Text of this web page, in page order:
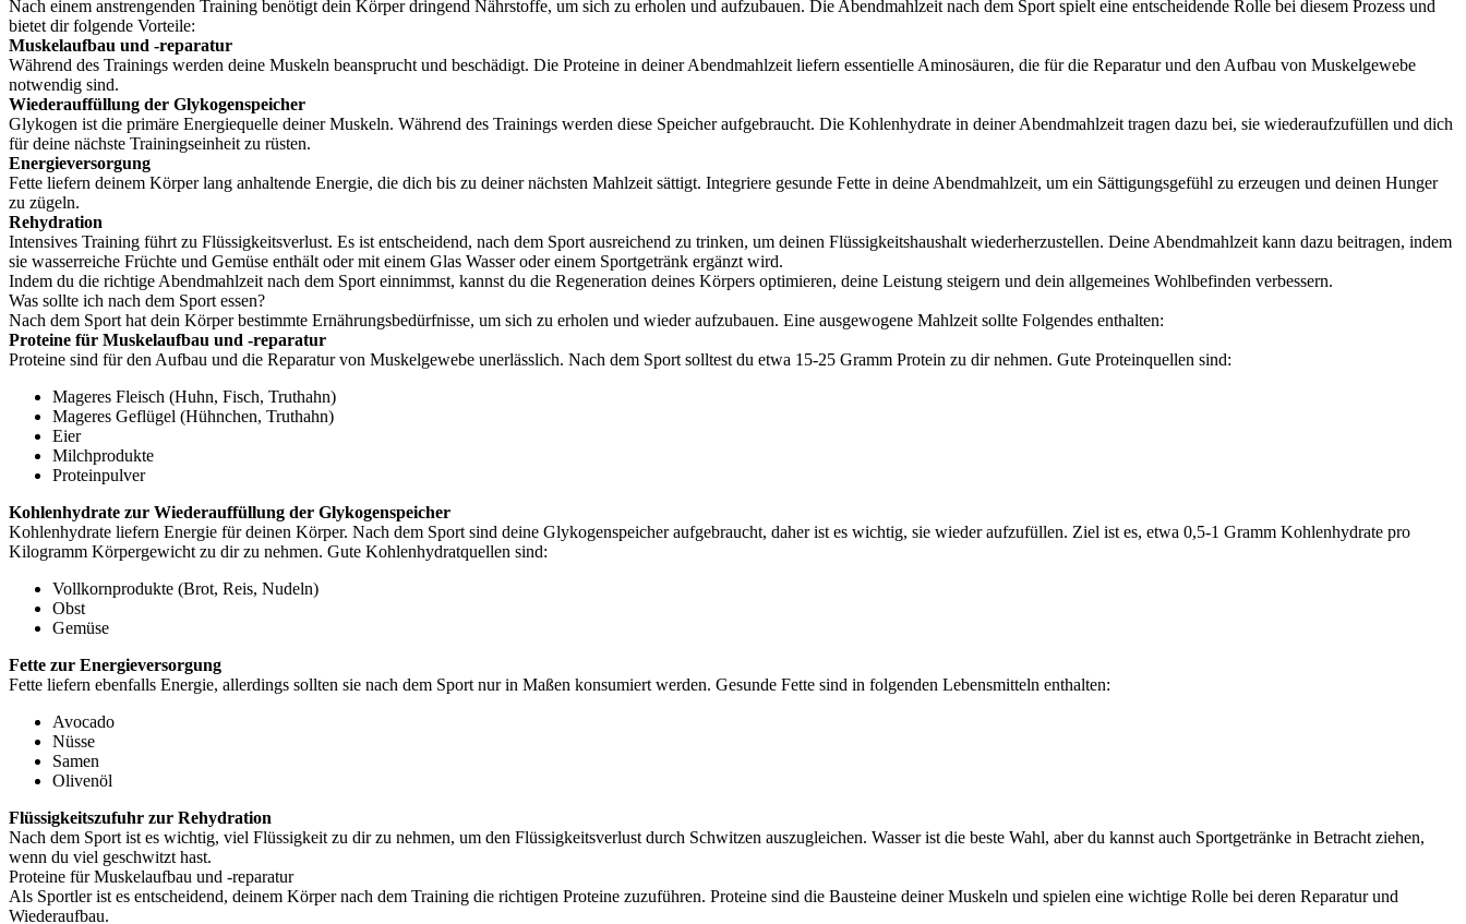
Nach einem anstrengenden Training benötigt dein Körper dringend Nährstoffe, um sich zu erholen und aufzubauen. Die Abendmahlzeit nach dem Sport spielt eine entscheidende Rolle bei diesem Prozess und
bietet dir folgende Vorteile:
Muskelaufbau und -reparatur
Während des Trainings werden deine Muskeln beansprucht und beschädigt. Die Proteine in deiner Abendmahlzeit liefern essentielle Aminosäuren, die für die Reparatur und den Aufbau von Muskelgewebe
notwendig sind.
Wiederauffüllung der Glykogenspeicher
Glykogen ist die primäre Energiequelle deiner Muskeln. Während des Trainings werden diese Speicher aufgebraucht. Die Kohlenhydrate in deiner Abendmahlzeit tragen dazu bei, sie wiederaufzufüllen und dich
für deine nächste Trainingseinheit zu rüsten.
Energieversorgung
Fette liefern deinem Körper lang anhaltende Energie, die dich bis zu deiner nächsten Mahlzeit sättigt. Integriere gesunde Fette in deine Abendmahlzeit, um ein Sättigungsgefühl zu erzeugen und deinen Hunger
zu zügeln.
Rehydration
Intensives Training führt zu Flüssigkeitsverlust. Es ist entscheidend, nach dem Sport ausreichend zu trinken, um deinen Flüssigkeitshaushalt wiederherzustellen. Deine Abendmahlzeit kann dazu beitragen, indem
sie wasserreiche Früchte und Gemüse enthält oder mit einem Glas Wasser oder einem Sportgetränk ergänzt wird.
Indem du die richtige Abendmahlzeit nach dem Sport einnimmst, kannst du die Regeneration deines Körpers optimieren, deine Leistung steigern und dein allgemeines Wohlbefinden verbessern.
Was sollte ich nach dem Sport essen?
Nach dem Sport hat dein Körper bestimmte Ernährungsbedürfnisse, um sich zu erholen und wieder aufzubauen. Eine ausgewogene Mahlzeit sollte Folgendes enthalten:
Proteine für Muskelaufbau und -reparatur
Proteine sind für den Aufbau und die Reparatur von Muskelgewebe unerlässlich. Nach dem Sport solltest du etwa 15-25 Gramm Protein zu dir nehmen. Gute Proteinquellen sind:
Mageres Fleisch (Huhn, Fisch, Truthahn)
Mageres Geflügel (Hühnchen, Truthahn)
Eier
Milchprodukte
Proteinpulver
Kohlenhydrate zur Wiederauffüllung der Glykogenspeicher
Kohlenhydrate liefern Energie für deinen Körper. Nach dem Sport sind deine Glykogenspeicher aufgebraucht, daher ist es wichtig, sie wieder aufzufüllen. Ziel ist es, etwa 0,5-1 Gramm Kohlenhydrate pro
Kilogramm Körpergewicht zu dir zu nehmen. Gute Kohlenhydratquellen sind:
Vollkornprodukte (Brot, Reis, Nudeln)
Obst
Gemüse
Fette zur Energieversorgung
Fette liefern ebenfalls Energie, allerdings sollten sie nach dem Sport nur in Maßen konsumiert werden. Gesunde Fette sind in folgenden Lebensmitteln enthalten:
Avocado
Nüsse
Samen
Olivenöl
Flüssigkeitszufuhr zur Rehydration
Nach dem Sport ist es wichtig, viel Flüssigkeit zu dir zu nehmen, um den Flüssigkeitsverlust durch Schwitzen auszugleichen. Wasser ist die beste Wahl, aber du kannst auch Sportgetränke in Betracht ziehen,
wenn du viel geschwitzt hast.
Proteine für Muskelaufbau und -reparatur
Als Sportler ist es entscheidend, deinem Körper nach dem Training die richtigen Proteine zuzuführen. Proteine sind die Bausteine deiner Muskeln und spielen eine wichtige Rolle bei deren Reparatur und
Wiederaufbau.